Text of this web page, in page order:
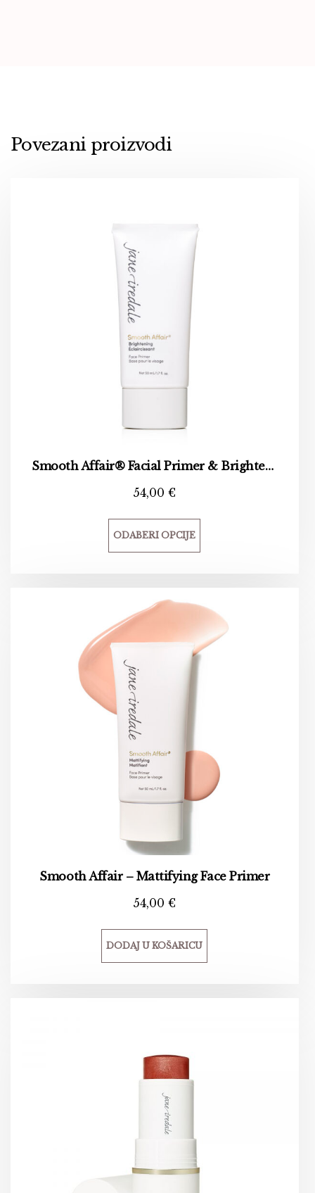
Povezani proizvodi
Smooth Affair® Facial Primer & Brightener
54,00€
ODABERI OPCIJE
Smooth Affair – Mattifying Face Primer
54,00€
DODAJ U KOŠARICU